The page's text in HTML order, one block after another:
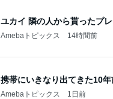
ユカイ 隣の人から貰ったプ
Amebaトピックス 14時間前
携帯にいきなり出てきた10年
Amebaトピックス 1日前